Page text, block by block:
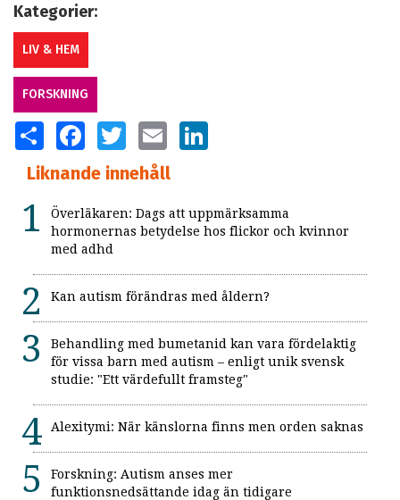
Kategorier:
LIV & HEM
FORSKNING
SHARE FACEBOOKTWITTER EMAIL
Liknande innehåll
Överläkaren: Dags att uppmärksamma
hormonernas betydelse hos flickor och kvinnor
med adhd
Kan autism förändras med åldern?
Behandling med bumetanid kan vara fördelaktig
för vissa barn med autism – enligt unik svensk
studie: "Ett värdefullt framsteg"
Alexitymi: När känslorna finns men orden saknas
Forskning: Autism anses mer
funktionsnedsättande idag än tidigare